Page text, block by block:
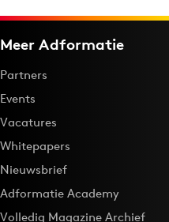
Meer Adformatie
Partners
Events
Vacatures
Whitepapers
Nieuwsbrief
Adformatie Academy
Volledig Magazine Archief